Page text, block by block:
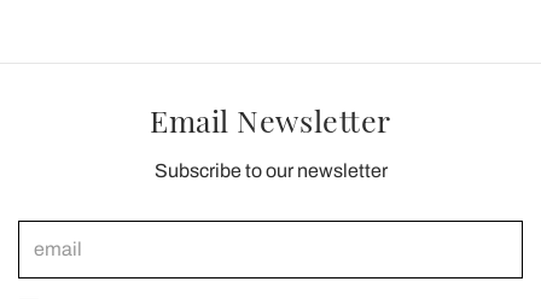
Email Newsletter
Subscribe to our newsletter